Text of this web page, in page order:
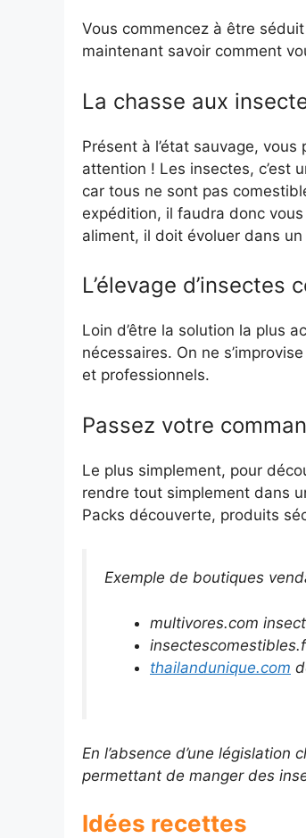
Vous commencez à être
maintenant savoir comment
La chasse aux
Présent à l’état sauvage,
attention ! Les insectes, c’est
car tous ne sont pas
expédition, il faudra donc
aliment, il doit évoluer dans
L’élevage d’insectes
Loin d’être la solution la plus
nécessaires. On ne
et professionnels.
Passez votre
Le plus simplement, pour
rendre tout simplement dans
Packs découverte, produits
Exemple de boutiques
multivores.com
thailandunique.com
En l’absence d’une législation
permettant de manger des
Idées recettes